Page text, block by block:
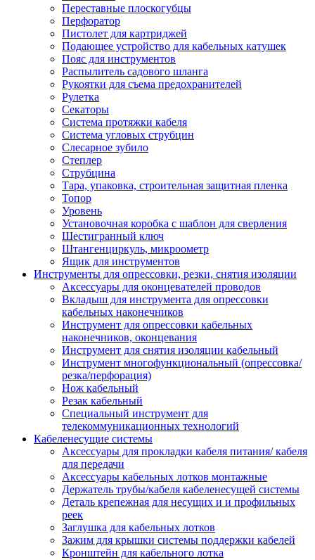
Переставные плоскогубцы
Перфоратор
Пистолет для картриджей
Подающее устройство для кабельных катушек
Пояс для инструментов
Распылитель садового шланга
Рукоятки для съема предохранителей
Рулетка
Секаторы
Система протяжки кабеля
Система угловых струбцин
Слесарное зубило
Степлер
Струбцина
Тара, упаковка, строительная защитная пленка
Топор
Уровень
Установочная коробка с шаблон для сверления
Шестигранный ключ
Штангенциркуль, микроометр
Ящик для инструментов
Инструменты для опрессовки, резки, снятия изоляции
Аксессуары для оконцевателей проводов
Вкладыш для инструмента для опрессовки
кабельных наконечников
Инструмент для опрессовки кабельных
наконечников, оконцевания
Инструмент для снятия изоляции кабельный
Инструмент многофункциональный (опрессовка/
резка/перфорация)
Нож кабельный
Резак кабельный
Специальный инструмент для
телекоммуникационных технологий
Кабеленесущие системы
Аксессуары для прокладки кабеля питания/ кабеля
для передачи
Аксессуары кабельных лотков монтажные
Держатель трубы/кабеля кабеленесущей системы
Деталь крепежная для несущих и и профильных
реек
Заглушка для кабельных лотков
Зажим для крышки системы поддержки кабелей
Кронштейн для кабельного лотка